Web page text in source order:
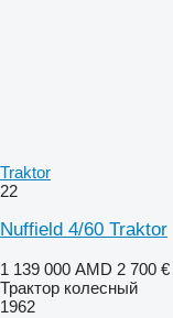
Traktor
22
Nuffield 4/60 Traktor
1 139 000 AMD 2 700 €
Трактор колесный
1962